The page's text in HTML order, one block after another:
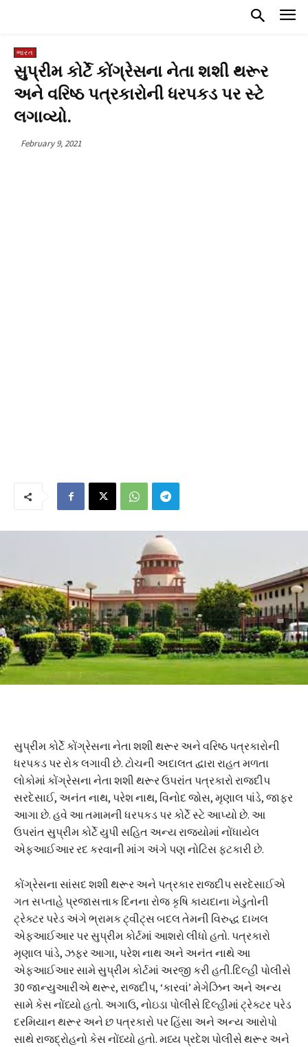
ભારત
સુપ્રીમ કોર્ટે કોંગ્રેસના નેતા શશી થરૂર
અને વરિષ્ઠ પત્રકારોની ધરપકડ પર સ્ટે
લગાવ્યો.
February 9, 2021
સુપ્રીમ કોર્ટે કોંગ્રેસના નેતા શશી થરૂર અને વરિષ્ઠ પત્રકારોની
ધરપકડ પર રોક લગાવી છે. ટોચની અદાલત દ્વારા રાહત મળતા
લોકોમાં કોંગ્રેસના નેતા શશી થરૂર ઉપરાંત પત્રકારો રાજદીપ
સરદેસાઈ, અનંત નાથ, પરેશ નાથ, વિનોદ જોસ, મૃણાલ પાંડે, જાફર
આગા છે. હવે આ તમામની ધરપકડ પર કોર્ટે સ્ટે આપ્યો છે. આ
ઉપરાંત સુપ્રીમ કોર્ટે યુપી સહિત અન્ય રાજ્યોમાં નોંધાયેલ
એફઆઈઆર રદ કરવાની માંગ અંગે પણ નોટિસ ફટકારી છે.
કોંગ્રેસના સાંસદ શશી થરૂર અને પત્રકાર રાજદીપ સરદેસાઈએ
ગત સપ્તાહે પ્રજાસત્તાક દિનના રોજ કૃષિ કાયદાના ખેડુતોની
ટ્રેક્ટર પરેડ અંગે ભ્રામક ટ્વીટ્સ બદલ તેમની વિરુદ્ધ દાખલ
એફઆઈઆર પર સુપ્રીમ કોર્ટમાં આશરો લીધો હતો. પત્રકારો
મૃણાલ પાંડે, ઝફર આગા, પરેશ નાથ અને અનંત નાથે આ
એફઆઈઆર સામે સુપ્રીમ કોર્ટમાં અરજી કરી હતી.દિલ્હી પોલીસે
30 જાન્યુઆરીએ થરૂર, રાજદીપ, ‘કારવાં’ મેગેઝિન અને અન્ય
સામે કેસ નોંધ્યો હતો. અગાઉ, નોઇડા પોલીસે દિલ્હીમાં ટ્રેક્ટર પરેડ
દરમિયાન થરૂર અને છ પત્રકારો પર હિંસા અને અન્ય આરોપો
સાથે રાજદ્રોહનો કેસ નોંધ્યો હતો. મધ્ય પ્રદેશ પોલીસે થરૂર અને